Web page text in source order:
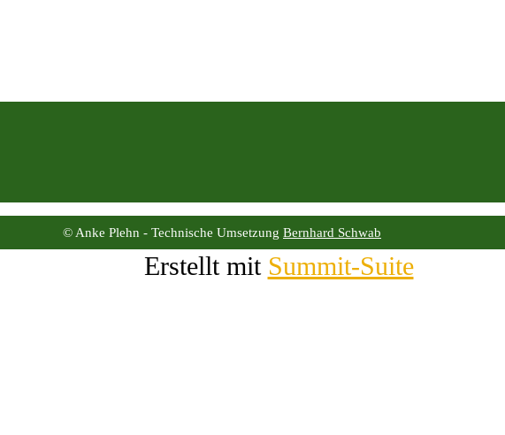
© Anke Plehn - Technische Umsetzung Bernhard Schwab
Erstellt mit Summit-Suite